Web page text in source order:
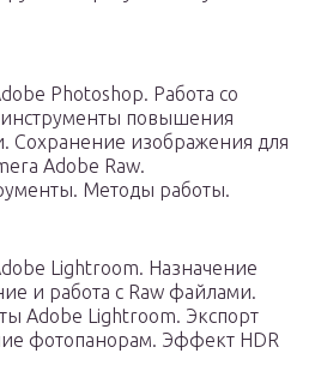
Photoshop. Работа со
инструменты повышения
Сохранение изображения для
Adobe Raw.
Методы работы.
Lightroom. Назначение
и работа с Raw файлами.
Adobe Lightroom. Экспорт
фотопанорам. Эффект HDR